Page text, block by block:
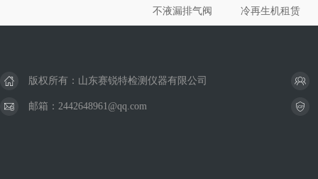
不液漏排气阀 冷再生机租赁
版权所有：山东赛锐特检测仪器有限公司
邮箱：2442648961@qq.com